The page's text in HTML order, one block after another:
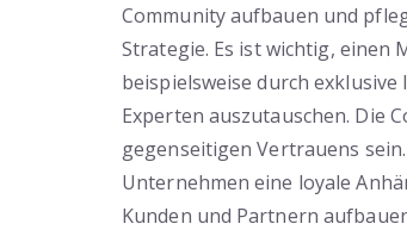
Community aufbauen und
Strategie. Es ist wichtig, einen
beispielsweise durch
Experten auszutauschen. Die
gegenseitigen Vertrauens
Unternehmen eine loyale
Kunden und Partnern